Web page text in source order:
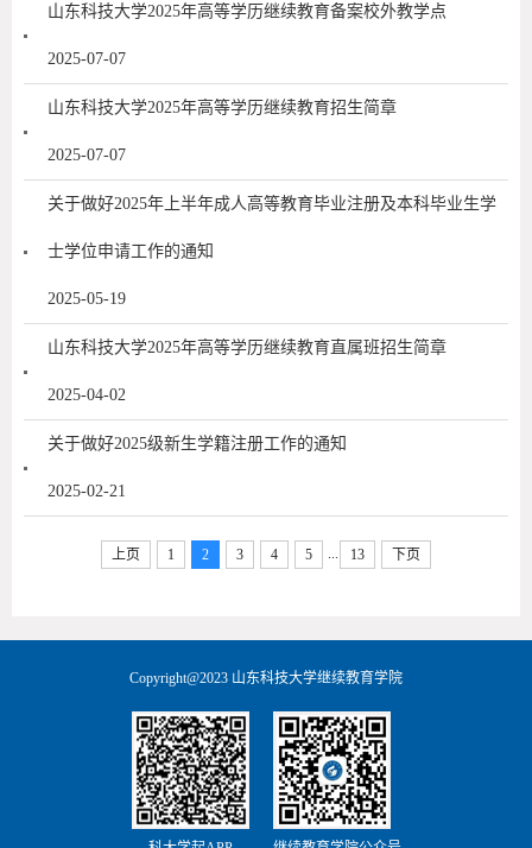
山东科技大学2025年高等学历继续教育备案校外教学点
2025-07-07
山东科技大学2025年高等学历继续教育招生简章
2025-07-07
关于做好2025年上半年成人高等教育毕业注册及本科毕业生学
士学位申请工作的通知
2025-05-19
山东科技大学2025年高等学历继续教育直属班招生简章
2025-04-02
关于做好2025级新生学籍注册工作的通知
2025-02-21
上页 1 2 3 4 5 13 下页
Copyright@2023 山东科技大学继续教育学院